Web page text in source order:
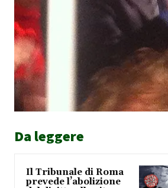
Da leggere
Il Tribunale di Roma
prevede l’abolizione